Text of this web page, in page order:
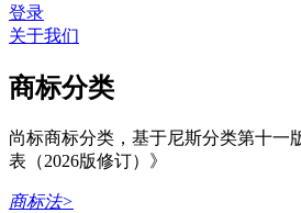
登录
关于我们
商标分类
尚标商标分类，基于尼斯分类第十一
表（2026版修订）》
商标法>